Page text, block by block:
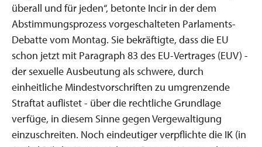
überall und für jeden“, betonte Incir in der dem
Abstimmungsprozess vorgeschalteten Parlaments-
Debatte vom Montag. Sie bekräftigte, dass die EU
schon jetzt mit Paragraph 83 des EU-Vertrages (EUV) -
der sexuelle Ausbeutung als schwere, durch
einheitliche Mindestvorschriften zu umgrenzende
Straftat auflistet - über die rechtliche Grundlage
verfüge, in diesem Sinne gegen Vergewaltigung
einzuschreiten. Noch eindeutiger verpflichte die IK (in